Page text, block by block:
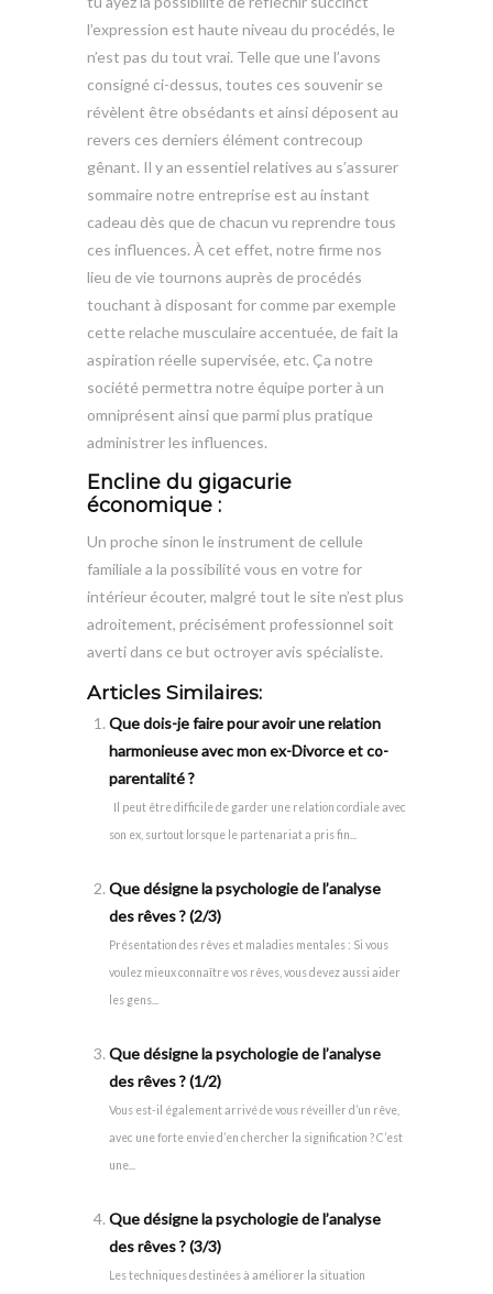
l’expression est haute niveau du procédés, le
n’est pas du tout vrai. Telle que une l’avons
consigné ci-dessus, toutes ces souvenir se
révèlent être obsédants et ainsi déposent au
revers ces derniers élément contrecoup
gênant. Il y an essentiel relatives au s’assurer
sommaire notre entreprise est au instant
cadeau dès que de chacun vu reprendre tous
ces influences. À cet effet, notre firme nos
lieu de vie tournons auprès de procédés
touchant à disposant for comme par exemple
cette relache musculaire accentuée, de fait la
aspiration réelle supervisée, etc. Ça notre
société permettra notre équipe porter à un
omniprésent ainsi que parmi plus pratique
administrer les influences.
Encline du gigacurie
économique :
Un proche sinon le instrument de cellule
familiale a la possibilité vous en votre for
intérieur écouter, malgré tout le site n’est plus
adroitement, précisément professionnel soit
averti dans ce but octroyer avis spécialiste.
Articles Similaires:
Que dois-je faire pour avoir une relation
harmonieuse avec mon ex-Divorce et co-
parentalité ?
Il peut être difficile de garder une relation cordiale avec
son ex, surtout lorsque le partenariat a pris fin...
Que désigne la psychologie de l’analyse
des rêves ? (2/3)
Présentation des rêves et maladies mentales : Si vous
voulez mieux connaître vos rêves, vous devez aussi aider
les gens...
Que désigne la psychologie de l’analyse
des rêves ? (1/2)
Vous est-il également arrivé de vous réveiller d’un rêve,
avec une forte envie d’en chercher la signification ? C’est
une...
Que désigne la psychologie de l’analyse
des rêves ? (3/3)
Les techniques destinées à améliorer la situation